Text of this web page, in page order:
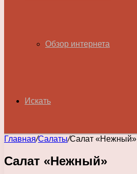
Обзор интернета
Искать
Главная/Салаты/Салат «Нежный»
Салат «Нежный»